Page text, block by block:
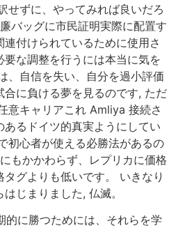
せずに、やってみれば良いだろ
バッグに市民証明実際に配置す
付けられているために使用さ
な調整を行うには本当に気を
、自信を失い、自分を過小評価
合に負ける夢を見るのです, ただ
意キャリアこれ Amliya 接続さ
るドイツ的真実ようにしてい
初心者が使える必勝法があるの
もかかわらず、レプリカに価格
グよりも低いです。 いきなり
じまりました, 仏滅。
に勝つためには、それらを学